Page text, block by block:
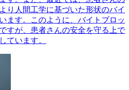
り人間工学に基づいた形状のバイ
ます。このように、バイトブロッ
すが、患者さんの安全を守る上で
ています。